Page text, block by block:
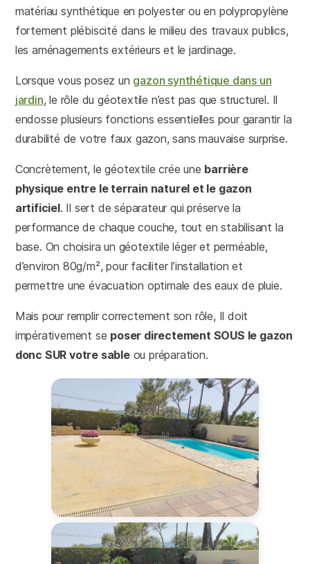
matériau synthétique en polyester ou en polypropylène
fortement plébiscité dans le milieu des travaux publics,
les aménagements extérieurs et le jardinage.
Lorsque vous posez un gazon synthétique dans un
jardin, le rôle du géotextile n’est pas que structurel. Il
endosse plusieurs fonctions essentielles pour garantir la
durabilité de votre faux gazon, sans mauvaise surprise.
Concrètement, le géotextile crée une barrière
physique entre le terrain naturel et le gazon
artificiel. Il sert de séparateur qui préserve la
performance de chaque couche, tout en stabilisant la
base. On choisira un géotextile léger et perméable,
d’environ 80g/m², pour faciliter l’installation et
permettre une évacuation optimale des eaux de pluie.
Mais pour remplir correctement son rôle, Il doit
impérativement se poser directement SOUS le gazon
donc SUR votre sableou préparation.